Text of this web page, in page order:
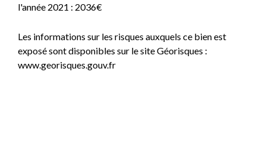
l'année 2021 : 2036€
Les informations sur les risques auxquels ce bien est
exposé sont disponibles sur le site Géorisques :
www.georisques.gouv.fr